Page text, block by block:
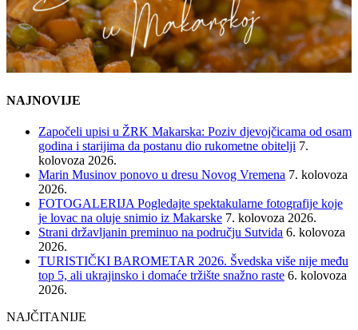
NAJNOVIJE
Započeli upisi u ŽRK Makarska: Poziv djevojčicama od osam
godina i starijima da postanu dio rukometne obitelji 7.
kolovoza 2026.
Marin Musinov ponovo u dresu Novog Vremena 7. kolovoza
2026.
FOTOGALERIJA Pogledajte spektakularne fotografije koje
je lovac na oluje snimio iz Makarske 7. kolovoza 2026.
Strani državljanin preminuo na području Sutvida 6. kolovoza
2026.
TURISTIČKI BAROMETAR 2026. Švedska više nije među
top 5, ali ukrajinsko i domaće tržište snažno raste 6. kolovoza
2026.
NAJČITANIJE